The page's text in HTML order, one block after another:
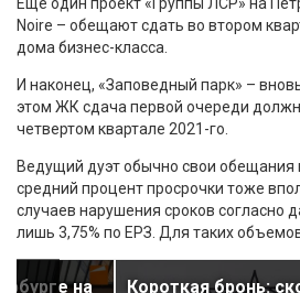
Noire – обещают сдать во втором
дома бизнес-класса.
И наконец, «Заповедный парк» –
этом ЖК сдача первой очереди
четвертом квартале 2021-го.
Ведущий дуэт обычно свои
средний процент просрочки тоже
случаев нарушения сроков согласно
лишь 3,75% по ЕРЗ. Для таких
на
Короткая бронь: